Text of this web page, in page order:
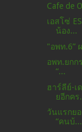
Cafe de
เอสโซ่
น้อง...
"อพท.6”
อพท.ยกก
“...
ฮาร์ลีย์-
ยอีกคร
วันแรกย
“คนบ้...